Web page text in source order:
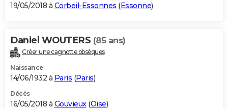
19/05/2018 à Corbeil-Essonnes (Essonne)
Daniel WOUTERS (85 ans)
Créer une cagnotte obsèques
Naissance
14/06/1932 à Paris (Paris)
Décès
16/05/2018 à Gouvieux(Oise)